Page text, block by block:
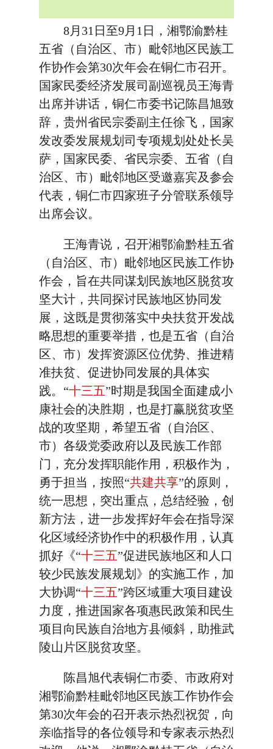
8月31日至9月1日，湘鄂渝黔桂
五省（自治区、市）毗邻地区民族工
作协作会第30次年会在铜仁市召开。
国家民委经济发展司副巡视员王海青
出席并讲话，铜仁市委书记陈昌旭致
辞，贵州省民宗委副主任徐飞，国家
发改委发展规划司专项规划处处长吴
萨，国家民委、省民宗委、五省（自
治区、市）毗邻地区受邀嘉宾及参会
代表，铜仁市四家班子分管联系领导
出席会议。
王海青说，召开湘鄂渝黔桂五省
（自治区、市）毗邻地区民族工作协
作会，旨在共同谋划民族地区脱贫攻
坚大计，共同探讨民族地区协同发
展，这既是贯彻落实中央扶贫开发战
略思想的重要举措，也是五省（自治
区、市）发挥资源区位优势、推进精
准扶贫、促进协同发展的具体实
践。“十三五”时期是我国全面建成小
康社会的决胜期，也是打赢脱贫攻坚
战的攻坚期，希望五省（自治区、
市）各级党委政府以及民族工作部
门，充分发挥职能作用，积极作为，
勇于担当，按照“共建共享”的原则，
统一思想，突出重点，总结经验，创
新方法，进一步发挥好年会在指导深
化区域经济协作中的积极作用，认真
抓好《“十三五”促进民族地区和人口
较少民族发展规划》的实施工作，加
大协调“十三五”跨区域重大项目建设
力度，推进国家各项惠民政策和民生
项目向民族自治地方县倾斜，助推武
陵山片区脱贫攻坚。
陈昌旭代表铜仁市委、市政府对
湘鄂渝黔桂毗邻地区民族工作协作会
第30次年会的召开表示热烈祝贺，向
亲临指导的各位领导和专家表示热烈